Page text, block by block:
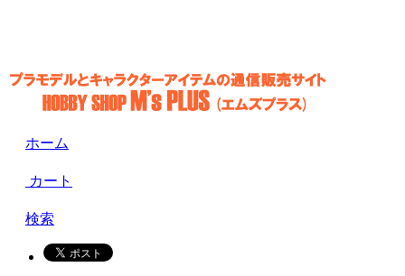
ホーム
カート
検索